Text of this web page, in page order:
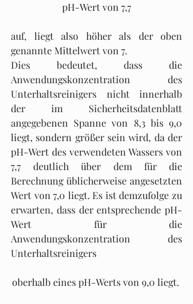
pH-Wert von 7,7
auf, liegt also höher als der oben
genannte Mittelwert von 7.
Dies bedeutet, dass die
Anwendungskonzentration des
Unterhaltsreinigers nicht innerhalb
der im Sicherheitsdatenblatt
angegebenen Spanne von 8,3 bis 9,0
liegt, sondern größer sein wird, da der
pH-Wert des verwendeten Wassers von
7,7 deutlich über dem für die
Berechnung üblicherweise angesetzten
Wert von 7,0 liegt. Es ist demzufolge zu
erwarten, dass der entsprechende pH-
Wert für die
Anwendungskonzentration des
Unterhaltsreinigers
oberhalb eines pH-Werts von 9,0 liegt.